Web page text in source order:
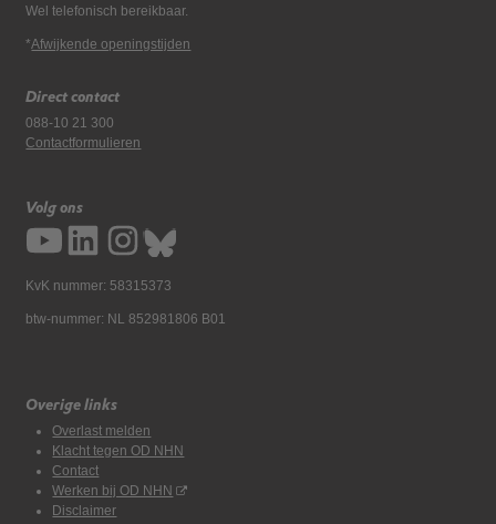
Wel telefonisch bereikbaar.
*Afwijkende openingstijden
Direct contact
088-10 21 300
Contactformulieren
Volg ons
KvK nummer: 58315373
btw-nummer: NL 852981806 B01
Overige links
Overlast melden
Klacht tegen OD NHN
Contact
Werken bij OD NHN
Disclaimer